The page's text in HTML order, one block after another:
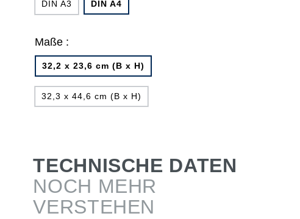
DIN A3 DIN A4
Maße :
32,2 x 23,6 cm (B x H)
32,3 x 44,6 cm (B x H)
TECHNISCHE DATEN
NOCH MEHR
VERSTEHEN